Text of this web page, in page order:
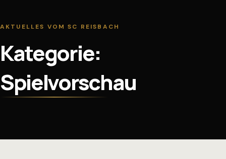
AKTUELLES VOM SC REISBACH
Kategorie:
Spielvorschau